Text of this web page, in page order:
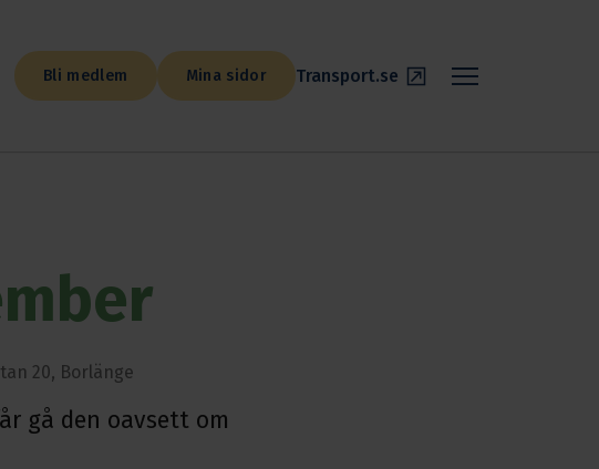
Bli medlem Mina sidor Transport.se
20, Borlänge
gå den oavsett om